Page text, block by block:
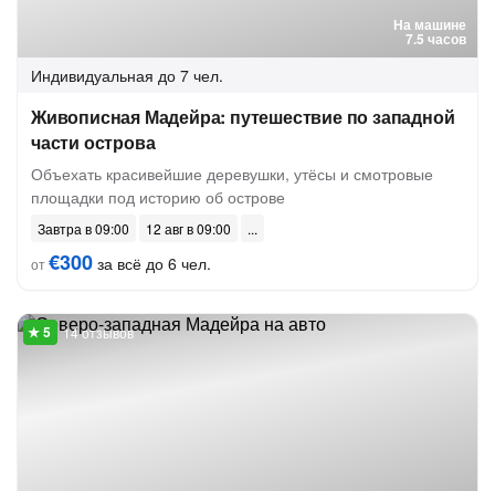
На машине
7.5 часов
Индивидуальная до 7 чел.
Живописная Мадейра: путешествие по западной
части острова
Объехать красивейшие деревушки, утёсы и смотровые
площадки под историю об острове
Завтра в 09:00
12 авг в 09:00
от€300 за всё до 6 чел.
14 отзывов